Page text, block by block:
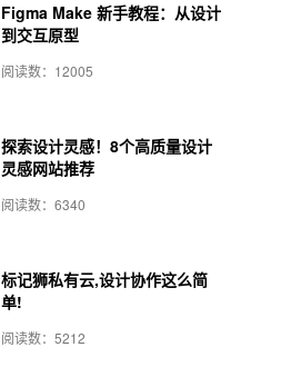
Figma Make 新手教程：从设计
到交互原型
阅读数：12005
探索设计灵感！8个高质量设计
灵感网站推荐
阅读数：6340
标记狮私有云,设计协作这么简
单!
阅读数：5212